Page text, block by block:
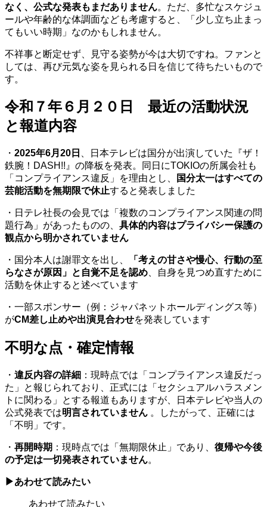
なく、公式な発表もまだありません。ただ、多忙なスケジュ
ールや年齢的な体調面なども考慮すると、「少し立ち止まっ
てもいい時期」なのかもしれません。
不祥事と断定せず、見守る姿勢が今は大切ですね。ファンと
しては、再び元気な姿を見られる日を信じて待ちたいもので
す。
令和７年６月２０日 最近の活動状況
と報道内容
・ 2025年6月20日
、日本テレビは国分が出演していた『ザ！
鉄腕！DASH!!』の降板を発表。同日にTOKIOの所属会社も
「コンプライアンス違反」を理由とし、
国分太一はすべての
芸能活動を無期限で休止すると発表しました
・日テレ社長の会見では「複数のコンプライアンス関連の問
題行為」があったものの、 具体的内容はプライバシー保護の
観点から明かされていません
・国分本人は謝罪文を出し、
「考えの甘さや慢心、行動の至
らなさが原因」と自覚不足を認め 、自身を見つめ直すために
活動を休止すると述べています
・一部スポンサー（例：ジャパネットホールディングス等）
がCM差し止めや出演見合わせを発表しています
不明な点・確定情報
・ 違反内容の詳細 ：現時点では「コンプライアンス違反だっ
た」と報じられており、正式には「セクシュアルハラスメン
トに関わる」とする報道もありますが、日本テレビや当人の
公式発表では明言されていません 。したがって、正確には
「不明」です。
・ 再開時期 ：現時点では「無期限休止」であり、 復帰や今後
の予定は一切発表されていません。
▶あわせて読みたい
あわせて読みたい